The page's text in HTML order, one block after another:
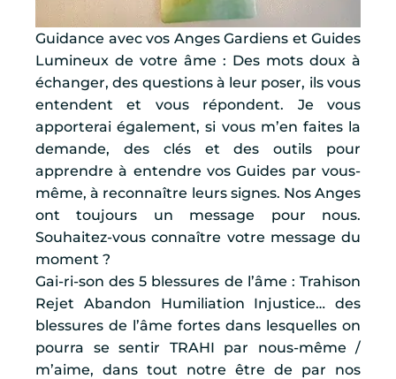
Guidance avec vos Anges Gardiens et Guides
Lumineux de votre âme : Des mots doux à
échanger, des questions à leur poser, ils vous
entendent et vous répondent. Je vous
apporterai également, si vous m’en faites la
demande, des clés et des outils pour
apprendre à entendre vos Guides par vous-
même, à reconnaître leurs signes. Nos Anges
ont toujours un message pour nous.
Souhaitez-vous connaître votre message du
moment ?
Gai-ri-son des 5 blessures de l’âme : Trahison
Rejet Abandon Humiliation Injustice… des
blessures de l’âme fortes dans lesquelles on
pourra se sentir TRAHI par nous-même /
m’aime, dans tout notre être de par nos